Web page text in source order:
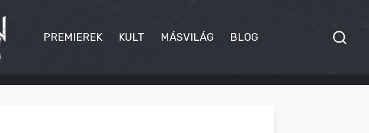
PREMIEREK KULT MÁSVILÁG BLOG